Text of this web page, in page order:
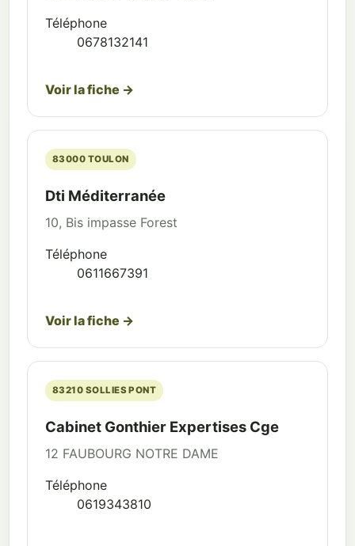
Téléphone
0678132141
Voir la fiche →
83000 TOULON
Dti Méditerranée
10, Bis impasse Forest
Téléphone
0611667391
Voir la fiche →
83210 SOLLIES PONT
Cabinet Gonthier Expertises Cge
12 FAUBOURG NOTRE DAME
Téléphone
0619343810